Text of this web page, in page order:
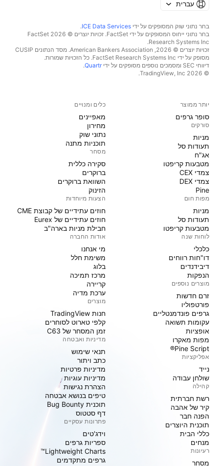
עברית
בחר נתוני שוק המסופקים על ידי ICE Data Services
.
בחר נתוני ייחוס המסופקים על ידי FactSet. זכויות יוצרים © 2026 ‏FactSet
Research Systems Inc.‏
זכויות יוצרים © 2026, ‏American Bankers Association. מסד הנתונים CUSIP
מסופק על ידי FactSet Research Systems Inc. כל הזכויות שמורות.
דיווחי SEC ומסמכים נוספים מסופקים על ידי
Quartr
.
© 2026 ‏TradingView, Inc.‏
יותר ממוצר
סופר גרפים
סורקים
מניות‏
תעודות סל
אג"ח
מטבעות קריפטו
צמדי CEX
צמדי DEX
Pine
מפות חום
מניות‏
תעודות סל
מטבעות קריפטו
לוחות שנה
כלכלי
דו"חות רווחים
דיבידנדים
הנפקות
מוצרים נוספים
זרם חדשות
פורטפוליו
גרפים פונדמנטליים
עקומות תשואה
אופציות
מפות מאקרו
Pine Script®
אפליקציות
נייד
שולחן עבודה
קהילה
רשת חברתית
קיר של אהבה
הפנה חבר
תוכנית היוצרים
כללי הבית
מנחים
רעיונות
מסחר
כלים ומנויים
מאפיינים
מחירון
נתוני שוק
תוכניות מתנה
מסחר
סקירה כללית
ברוקרים
השוואת ברוקרים
הזינוק
הצעות מיוחדות
חוזים עתידיים של קבוצת CME
חוזים עתידיים של Eurex
חבילת מניות בארה"ב
אודות החברה
מי אנחנו
משימת חלל
בלוג
מרכז תמיכה
קריירה
ערכת מדיה
מוצרים
חנות TradingView
קלפי טארוט לסוחרים
זמן המסחר של C63
מדיניות ואבטחה
תנאי שימוש
כתב ויתור
מדיניות פרטיות
מדיניות עוגיות
הצהרת נגישות
טיפים בנושא אבטחה
תוכנית Bug Bounty
דף סטטוס
פתרונות עסקיים
וידג'טים
ספריות גרפים
Lightweight Charts™
גרפים מתקדמים